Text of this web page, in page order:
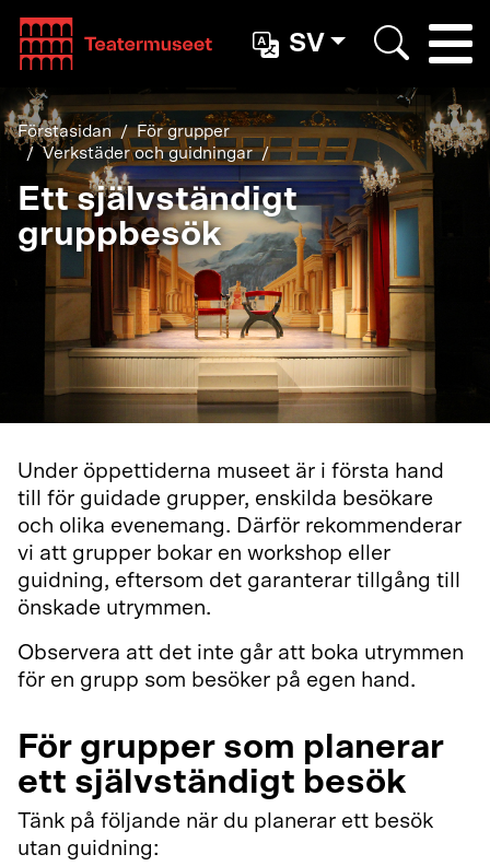
Teatterimuseo
SV
Förstasidan
För grupper
Verkstäder och guidningar
Ett självständigt
gruppbesök
Under öppettiderna museet är i första hand
till för guidade grupper, enskilda besökare
och olika evenemang. Därför rekommenderar
vi att grupper bokar en workshop eller
guidning, eftersom det garanterar tillgång till
önskade utrymmen.
Observera att det inte går att boka utrymmen
för en grupp som besöker på egen hand.
För grupper som planerar
ett självständigt besök
Tänk på följande när du planerar ett besök
utan guidning: